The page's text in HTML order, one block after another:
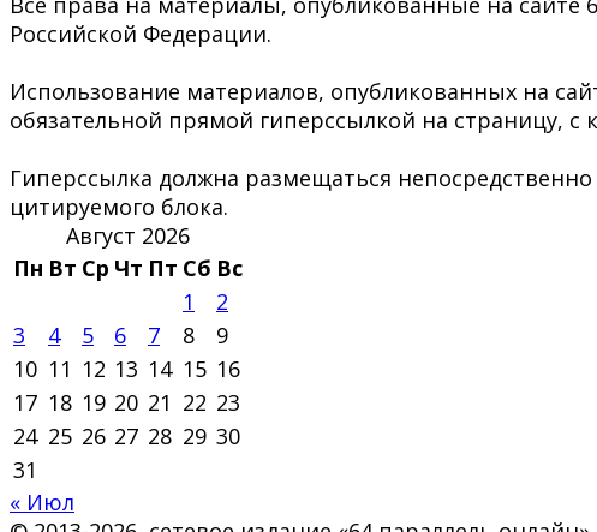
Российской Федерации.
Использование материалов, опубликованных на
обязательной прямой гиперссылкой на страницу, с
Гиперссылка должна размещаться
цитируемого блока.
Август 2026
Пн Вт Ср Чт Пт Сб Вс
1
2
3
4 5 6 7 8
9
10 11 12 13 14 15 16
17 18 19 20 21 22 23
24 25 26 27 28 29 30
31
« Июл